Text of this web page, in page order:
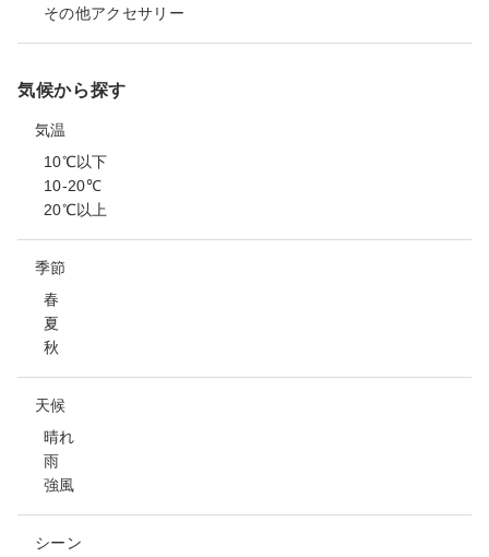
その他アクセサリー
気候から探す
気温
10℃以下
10-20℃
20℃以上
季節
春
夏
秋
天候
晴れ
雨
強風
シーン